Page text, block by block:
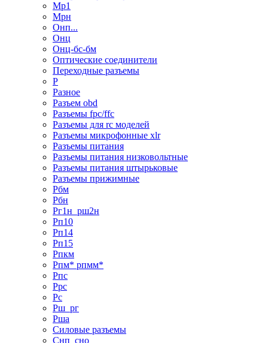
Мр1
Мрн
Онп...
Онц
Онц-бс-бм
Оптические соединители
Переходные разъемы
Р
Разное
Разъем obd
Разъемы fpc/ffc
Разъемы для rc моделей
Разъемы микрофонные xlr
Разъемы питания
Разъемы питания низковольтные
Разъемы питания штырьковые
Разъемы прижимные
Рбм
Рбн
Рг1н_рш2н
Рп10
Рп14
Рп15
Рпкм
Рпм* рпмм*
Рпс
Ррс
Рс
Рш_рг
Рша
Силовые разъемы
Снп_сно